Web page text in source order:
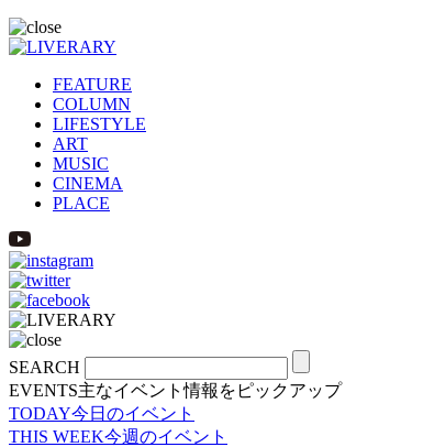
FEATURE
COLUMN
LIFESTYLE
ART
MUSIC
CINEMA
PLACE
SEARCH
EVENTS主なイベント情報をピックアップ
TODAY今日のイベント
THIS WEEK今週のイベント